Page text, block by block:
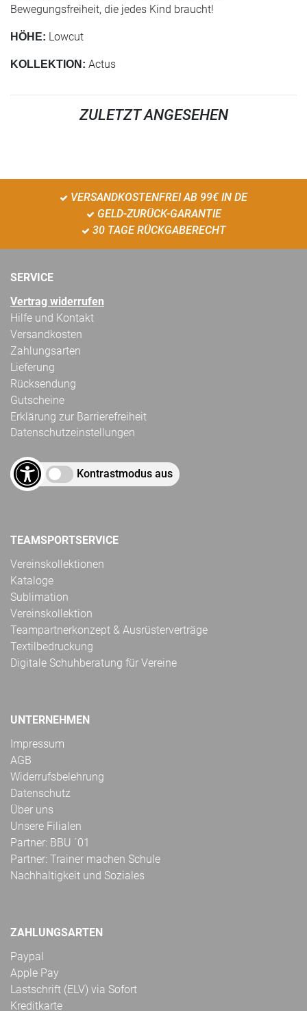
Bewegungsfreiheit, die jedes Kind braucht!
HÖHE: Lowcut
KOLLEKTION: Actus
ZULETZT ANGESEHEN
VERSANDKOSTENFREI AB 99€ IN DE
GELD-ZURÜCK-GARANTIE
30 TAGE RÜCKGABERECHT
SERVICE
Vertrag widerrufen
Hilfe und Kontakt
Versandkosten
Zahlungsarten
Lieferung
Rücksendung
Gutscheine
Erklärung zur Barrierefreiheit
Datenschutzeinstellungen
Kontrastmodus aus
TEAMSPORTSERVICE
Vereinskollektionen
Kataloge
Sublimation
Vereinskollektion
Teampartnerkonzept & Ausrüsterverträge
Textilbedruckung
Digitale Schuhberatung für Vereine
UNTERNEHMEN
Impressum
AGB
Widerrufsbelehrung
Datenschutz
Über uns
Unsere Filialen
Partner: BBU ´01
Partner: Trainer machen Schule
Nachhaltigkeit und Soziales
ZAHLUNGSARTEN
Paypal
Apple Pay
Lastschrift (ELV) via Sofort
Kreditkarte